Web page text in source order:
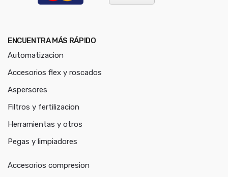
ENCUENTRA MÁS RÁPIDO
Automatizacion
Accesorios flex y roscados
Aspersores
Filtros y fertilizacion
Herramientas y otros
Pegas y limpiadores
Accesorios compresion